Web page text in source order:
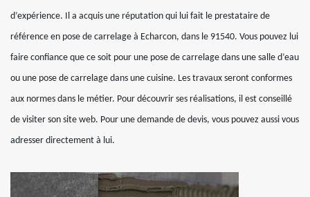
d’expérience. Il a acquis une réputation qui lui fait le prestataire de
référence en pose de carrelage à Echarcon, dans le 91540. Vous pouvez lui
faire confiance que ce soit pour une pose de carrelage dans une salle d’eau
ou une pose de carrelage dans une cuisine. Les travaux seront conformes
aux normes dans le métier. Pour découvrir ses réalisations, il est conseillé
de visiter son site web. Pour une demande de devis, vous pouvez aussi vous
adresser directement à lui.